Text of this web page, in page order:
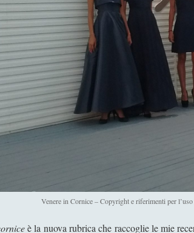
Venere in Cornice – Copyright e riferimenti per
è la nuova rubrica che raccoglie le mie